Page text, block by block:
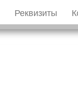
Реквизиты